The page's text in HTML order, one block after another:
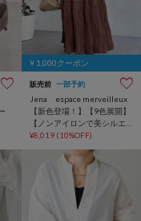
￥1,000クーポン
販売前 一部予約
Jena espace merveilleux
【新色登場！】【9色展開】
【ノンアイロンで美シルエ
ット】WEB限定/クリンクル
¥8,019 (10%OFF)